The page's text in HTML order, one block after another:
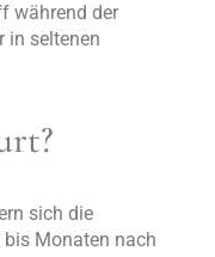
während der
in seltenen
sich die
Monaten nach